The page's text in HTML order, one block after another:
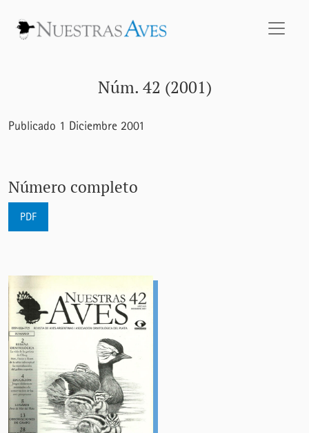
Núm. 42 (2001)
Publicado 1 Diciembre 2001
Número completo
PDF